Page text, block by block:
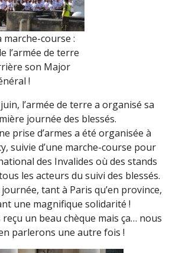
marche-course :
l’armée de terre
son Major
!
l’armée de terre a organisé sa
journée des blessés.
prise d’armes a été organisée à
suivie d’une marche-course pour
des Invalides où des stands
les acteurs du suivi des blessés.
tant à Paris qu’en province,
une magnifique solidarité !
un beau chèque mais ça… nous
parlerons une autre fois !